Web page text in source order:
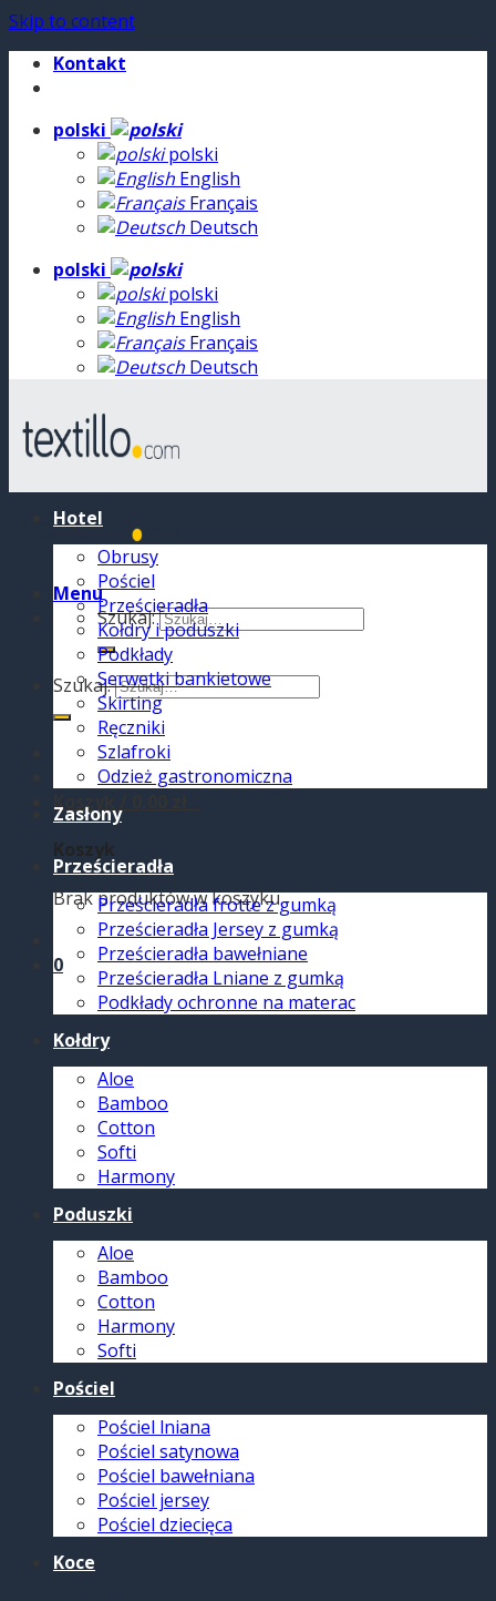
Skip to content
Kontakt
polski
polski
English
Français
Deutsch
polski
polski
English
Français
Deutsch
Menu
Szukaj:
Szukaj:
Koszyk /
Koszyk
Brak produktów w koszyku.
0
Hotel
Obrusy
Pościel
Prześcieradła
Kołdry i poduszki
Podkłady
Serwetki bankietowe
Skirting
Ręczniki
Szlafroki
Odzież gastronomiczna
Zasłony
Prześcieradła
Prześcieradła frotte z gumką
Prześcieradła Jersey z gumką
Prześcieradła bawełniane
Prześcieradła Lniane z gumką
Podkłady ochronne na materac
Kołdry
Aloe
Bamboo
Cotton
Softi
Harmony
Poduszki
Aloe
Bamboo
Cotton
Harmony
Softi
Pościel
Pościel lniana
Pościel satynowa
Pościel bawełniana
Pościel jersey
Pościel dziecięca
Koce